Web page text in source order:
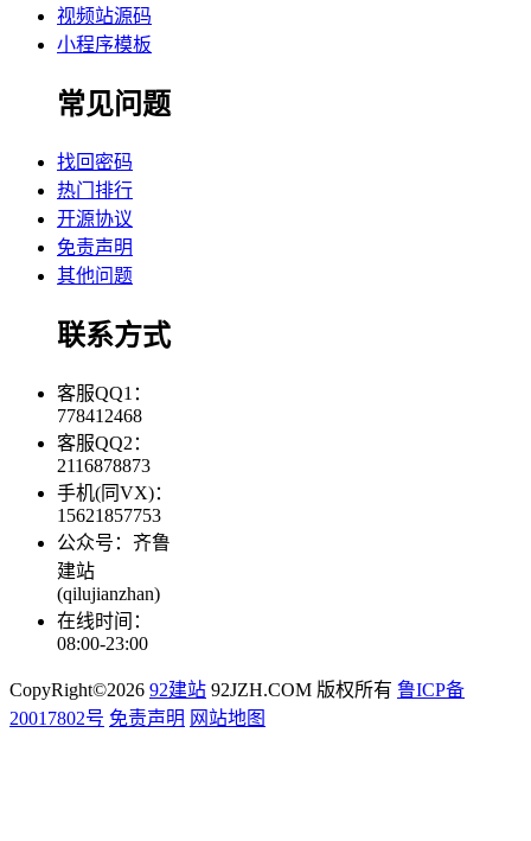
视频站源码
小程序模板
常见问题
找回密码
热门排行
开源协议
免责声明
其他问题
联系方式
客服QQ1：
778412468
客服QQ2：
2116878873
手机(同VX)：
15621857753
公众号：齐鲁
建站
(qilujianzhan)
在线时间：
08:00-23:00
CopyRight©2026 92建站 92JZH.COM 版权所有 鲁ICP备
20017802号 免责声明 网站地图